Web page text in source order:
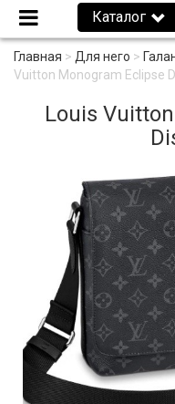
Каталог
Главная > Для него >
Vuitton Monogram Eclipse
Louis